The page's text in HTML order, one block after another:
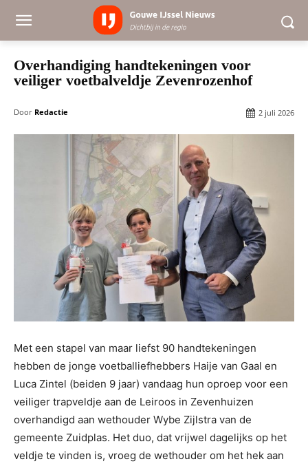
Overhandiging handtekeningen voor
veiliger voetbalveldje Zevenrozenhof
Door Redactie 2 juli 2026
Met een stapel van maar liefst 90 handtekeningen
hebben de jonge voetballiefhebbers Haije van Gaal en
Luca Zintel (beiden 9 jaar) vandaag hun oproep voor een
veiliger trapveldje aan de Leiroos in Zevenhuizen
overhandigd aan wethouder Wybe Zijlstra van de
gemeente Zuidplas. Het duo, dat vrijwel dagelijks op het
veldje te vinden is, vroeg de wethouder om het hek aan